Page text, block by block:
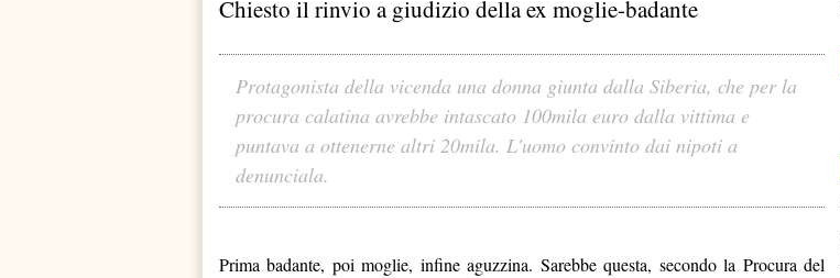
Chiesto il rinvio a giudizio della ex moglie-badante
Protagonista della vicenda una donna giunta dalla Siberia, che per la
procura calatina avrebbe intascato 100mila euro dalla vittima e
puntava a ottenerne altri 20mila. L'uomo convinto dai nipoti a
denunciala.
Prima badante, poi moglie, infine aguzzina. Sarebbe questa, secondo la Procura del